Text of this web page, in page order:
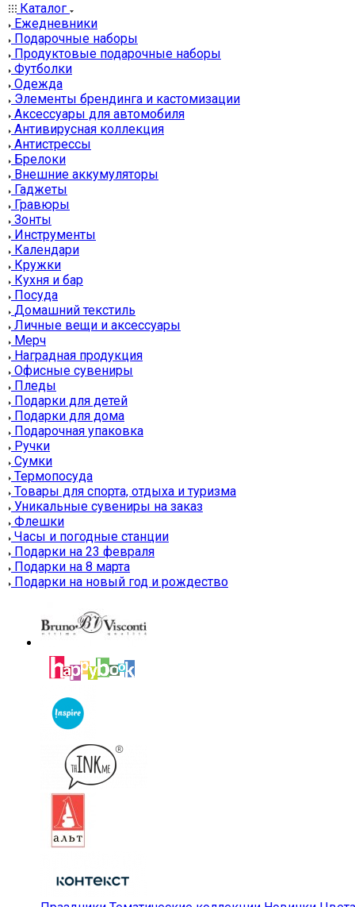
Каталог
Ежедневники
Подарочные наборы
Продуктовые подарочные наборы
Футболки
Одежда
Элементы брендинга и кастомизации
Аксессуары для автомобиля
Антивирусная коллекция
Антистрессы
Брелоки
Внешние аккумуляторы
Гаджеты
Гравюры
Зонты
Инструменты
Календари
Кружки
Кухня и бар
Посуда
Домашний текстиль
Личные вещи и аксессуары
Мерч
Наградная продукция
Офисные сувениры
Пледы
Подарки для детей
Подарки для дома
Подарочная упаковка
Ручки
Сумки
Термопосуда
Товары для спорта, отдыха и туризма
Уникальные сувениры на заказ
Флешки
Часы и погодные станции
Подарки на 23 февраля
Подарки на 8 марта
Подарки на новый год и рождество